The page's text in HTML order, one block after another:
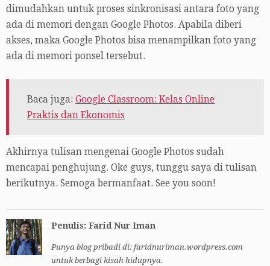
dimudahkan untuk proses sinkronisasi antara foto yang
ada di memori dengan Google Photos. Apabila diberi
akses, maka Google Photos bisa menampilkan foto yang
ada di memori ponsel tersebut.
Baca juga: Google Classroom: Kelas Online
Praktis dan Ekonomis
Akhirnya tulisan mengenai Google Photos sudah
mencapai penghujung. Oke guys, tunggu saya di tulisan
berikutnya. Semoga bermanfaat. See you soon!
Penulis: Farid Nur Iman
Punya blog pribadi di: faridnuriman.wordpress.com
untuk berbagi kisah hidupnya.